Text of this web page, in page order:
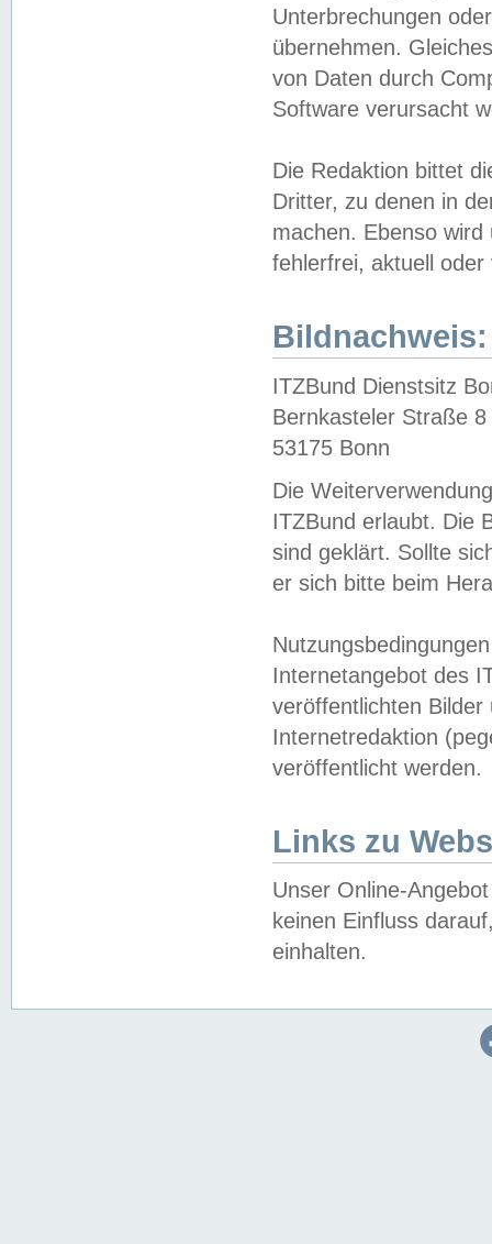
Unterbrechungen
übernehmen.
von Daten durch
Software verursacht
Die Redaktion bittet
Dritter, zu denen in
machen. Ebenso
fehlerfrei, aktuell oder
Bildnachweis:
ITZBund Dienstsitz
Bernkasteler Straße 8
53175 Bonn
Die
ITZBund erlaubt. Die
sind geklärt. Sollte
er sich bitte beim
Internetangebot des
veröffentlichten
Internetredaktion
veröffentlicht werden.
Links zu
Unser Online-
keinen Einfluss
einhalten.